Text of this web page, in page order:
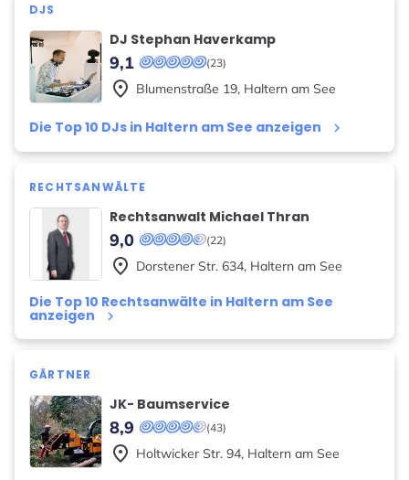
DJS
DJ Stephan Haverkamp
(23)
9,1
Die Top 10 DJs in Haltern am See anzeigen keyboard_arrow_right
place Blumenstraße 19, Haltern am See
RECHTSANWÄLTE
Rechtsanwalt Michael Thran
(22)
9,0
Die Top 10 Rechtsanwälte in Haltern am See
anzeigen keyboard_arrow_right
place Dorstener Str. 634, Haltern am See
GÄRTNER
JK- Baumservice
(43)
8,9
place Holtwicker Str. 94, Haltern am See